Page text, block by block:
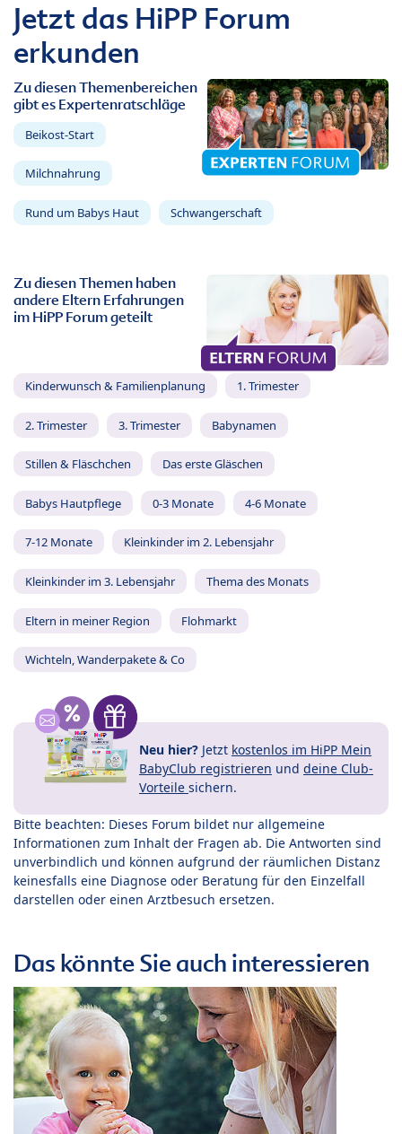
Jetzt das HiPP Forum
erkunden
Zu diesen Themenbereichen
gibt es Expertenratschläge
Beikost-Start
Milchnahrung
Rund um Babys Haut Schwangerschaft
Zu diesen Themen haben
andere Eltern Erfahrungen
im HiPP Forum geteilt
Kinderwunsch & Familienplanung 1. Trimester
2. Trimester 3. Trimester Babynamen
Stillen & Fläschchen Das erste Gläschen
Babys Hautpflege 0-3 Monate 4-6 Monate
7-12 Monate Kleinkinder im 2. Lebensjahr
Kleinkinder im 3. Lebensjahr Thema des Monats
Eltern in meiner Region Flohmarkt
Wichteln, Wanderpakete & Co
Neu hier? Jetzt kostenlos im HiPP Mein
BabyClub registrieren und deine Club-
Vorteile sichern.
Bitte beachten: Dieses Forum bildet nur allgemeine
Informationen zum Inhalt der Fragen ab. Die Antworten sind
unverbindlich und können aufgrund der räumlichen Distanz
keinesfalls eine Diagnose oder Beratung für den Einzelfall
darstellen oder einen Arztbesuch ersetzen.
Das könnte Sie auch interessieren